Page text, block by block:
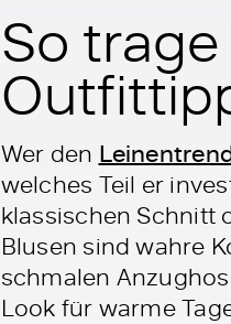
So
Wer den
welches Teil er
klassischen Schnitt
Blusen sind wahre
schmalen
Look für warme